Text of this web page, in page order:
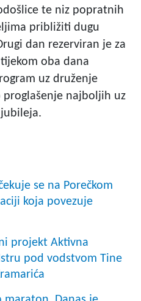
te niz popratnih
približiti dugu
dan rezerviran je za
oba dana
uz druženje
proglašenje najboljih uz
se na Porečkom
koja povezuje
projekt Aktivna
pod vodstvom Tine